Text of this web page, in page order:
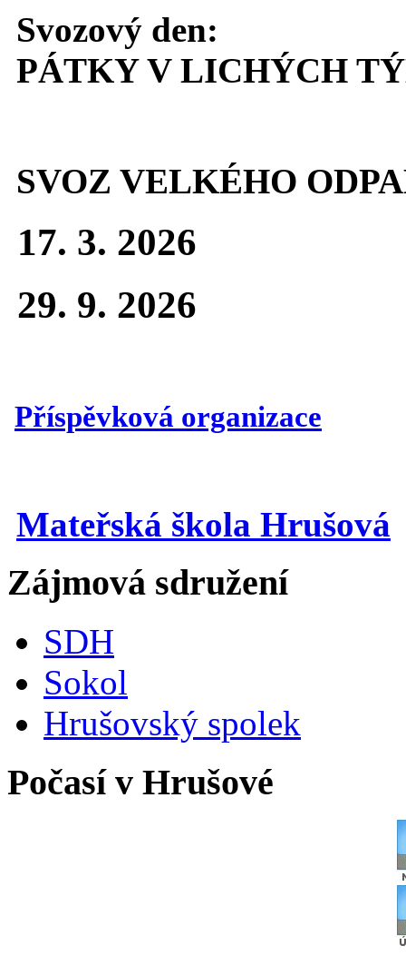
Svozový den:
PÁTKY V LICHÝCH
SVOZ VELKÉHO
17. 3. 2026
29. 9. 2026
Příspěvková organizace
Mateřská škola Hrušová
Zájmová sdružení
SDH
Sokol
Hrušovský spolek
Počasí v Hrušové